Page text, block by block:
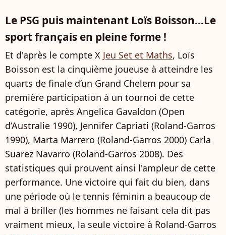
Le PSG puis maintenant Loïs Boisson...Le
sport français en pleine forme !
Et d'après le compte X Jeu Set et Maths, Loïs
Boisson est la cinquième joueuse à atteindre les
quarts de finale d’un Grand Chelem pour sa
première participation à un tournoi de cette
catégorie, après Angelica Gavaldon (Open
d’Australie 1990), Jennifer Capriati (Roland-Garros
1990), Marta Marrero (Roland-Garros 2000) Carla
Suarez Navarro (Roland-Garros 2008). Des
statistiques qui prouvent ainsi l'ampleur de cette
performance. Une victoire qui fait du bien, dans
une période où le tennis féminin a beaucoup de
mal à briller (les hommes ne faisant cela dit pas
vraiment mieux, la seule victoire à Roland-Garros